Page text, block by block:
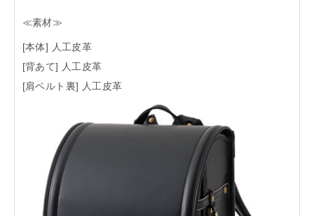
≪素材≫
[本体] 人工皮革
[背あて] 人工皮革
[肩ベルト裏] 人工皮革